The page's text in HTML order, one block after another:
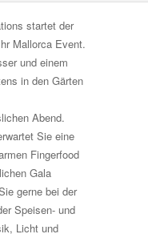
startet der
Mallorca Event.
und einem
in den Gärten
Abend.
Sie eine
Fingerfood
Gala
gerne bei der
Speisen- und
Licht und